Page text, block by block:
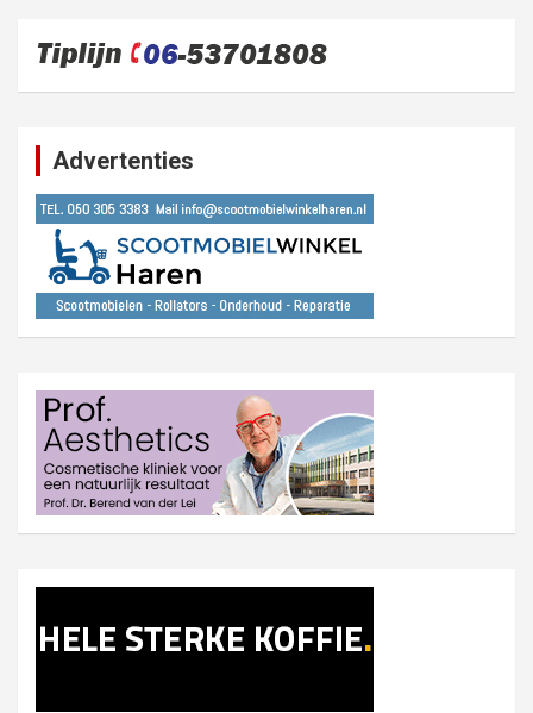
Advertenties